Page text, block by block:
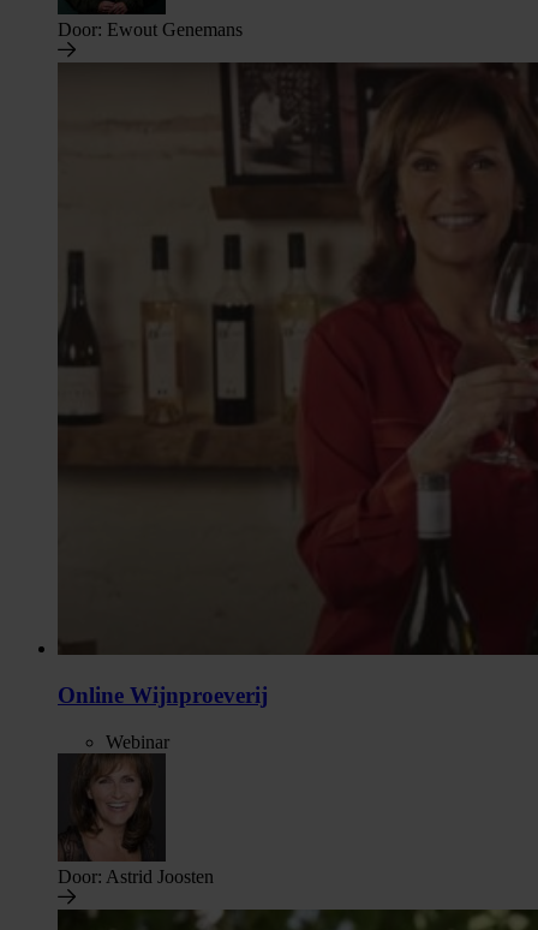
Door: Ewout Genemans
Online Wijnproeverij
Webinar
Door: Astrid Joosten